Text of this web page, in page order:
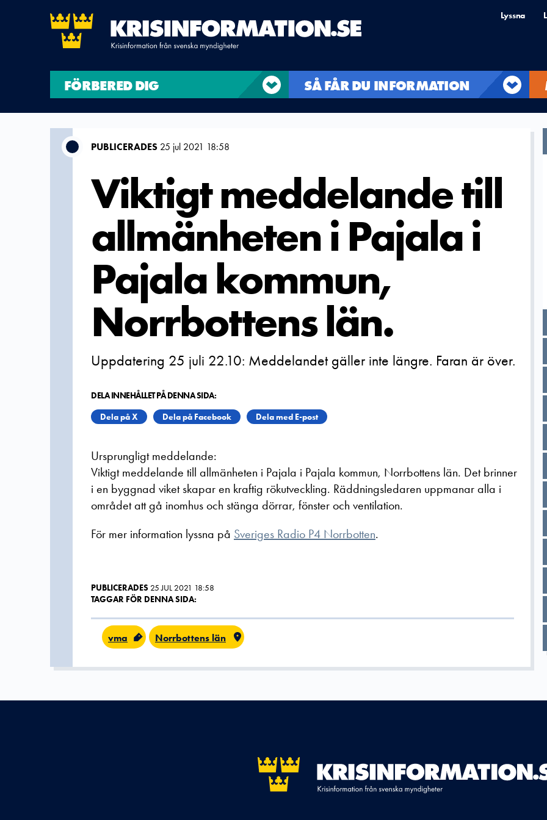
Lyssna
FÖRBERED DIG SÅ FÅR DU INFORMATION
PUBLICERADES 25 jul 2021 18:58
Viktigt meddelande till
allmänheten i Pajala i
Pajala kommun,
Norrbottens län.
Uppdatering 25 juli 22.10: Meddelandet gäller inte längre. Faran är över.
DELA INNEHÅLLET PÅ DENNA SIDA:
Dela på X
Dela på Facebook Dela med E-post
Ursprungligt meddelande:
Viktigt meddelande till allmänheten i Pajala i Pajala kommun, Norrbottens län. Det brinner
i en byggnad viket skapar en kraftig rökutveckling. Räddningsledaren uppmanar alla i
området att gå inomhus och stänga dörrar, fönster och ventilation.
För mer information lyssna på Sveriges Radio P4 Norrbotten.
PUBLICERADES 25 JUL 2021 18:58
TAGGAR FÖR DENNA SIDA:
vma Norrbottens län